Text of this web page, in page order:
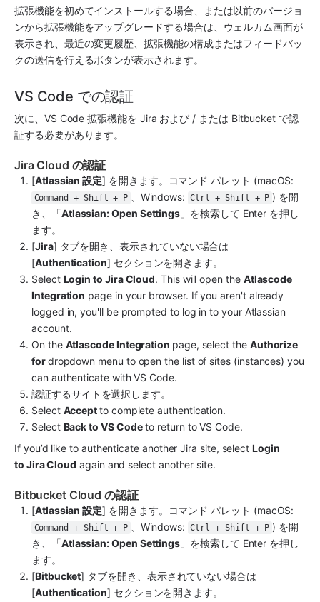
拡張機能を初めてインストールする場合、または以前のバージョ
ンから拡張機能をアップグレードする場合は、ウェルカム画面が
表示され、最近の変更履歴、拡張機能の構成またはフィードバッ
クの送信を行えるボタンが表示されます。
VS Code での認証
次に、VS Code 拡張機能を Jira および / または Bitbucket で認
証する必要があります。
Jira Cloud の認証
[Atlassian 設定
Command + Shift + P 、Windows: Ctrl + Shift + P ) を開
き、「Atlassian: Open Settings 」を検索して Enter を押し
ます。
[Jira] タブを開き、表示されていない場合は
[Authentication] セクションを開きます。
Select Login to Jira Cloud. This will open the Atlascode
Integration page in your browser. If you aren't already
logged in, you'll be prompted to log in to your Atlassian
account.
On the Atlascode Integration page, select the Authorize
for dropdown menu to open the list of sites (instances) you
can authenticate with VS Code.
認証するサイトを選択します。
Select Accept to complete authentication.
Select Back to VS Code to return to VS Code.
If you’d like to authenticate another Jira site, select Login
to Jira Cloud again and select another site.
Bitbucket Cloud の認証
[Atlassian 設定
Command + Shift + P 、Windows: Ctrl + Shift + P ) を開
き、「Atlassian: Open Settings 」を検索して Enter を押し
ます。
[Bitbucket] タブを開き、表示されていない場合は
[Authentication] セクションを開きます。